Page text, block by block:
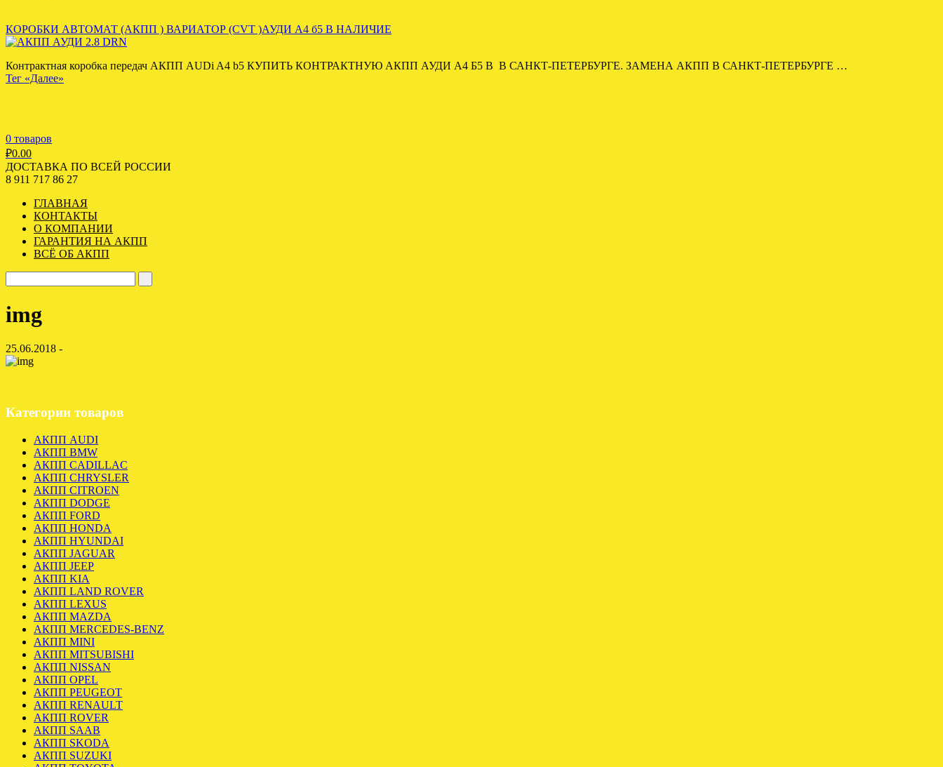
КОРОБКИ АВТОМАТ (АКПП ) ВАРИАТОР (CVT )АУДИ А4 б5 В НАЛИЧИЕ
Контрактная коробка передач АКПП AUDi A4 b5 КУПИТЬ КОНТРАКТНУЮ АКПП АУДИ А4 Б5 В В САНКТ-ПЕТЕРБУРГЕ. ЗАМЕНА АКПП В САНКТ-ПЕТЕРБУРГЕ …
Тег «Далее»
0 товаров
₽0.00
ДОСТАВКА ПО ВСЕЙ РОССИИ
8 911 717 86 27
ГЛАВНАЯ
КОНТАКТЫ
О КОМПАНИИ
ГАРАНТИЯ НА АКПП
ВСЁ ОБ АКПП
img
25.06.2018 -
Категории товаров
АКПП AUDI
АКПП BMW
АКПП CADILLAC
АКПП CHRYSLER
АКПП CITROEN
АКПП DODGE
АКПП FORD
АКПП HONDA
АКПП HYUNDAI
АКПП JAGUAR
АКПП JEEP
АКПП KIA
АКПП LAND ROVER
АКПП LEXUS
АКПП MAZDA
АКПП MERCEDES-BENZ
АКПП MINI
АКПП MITSUBISHI
АКПП NISSAN
АКПП OPEL
АКПП PEUGEOT
АКПП RENAULT
АКПП ROVER
АКПП SAAB
АКПП SKODA
АКПП SUZUKI